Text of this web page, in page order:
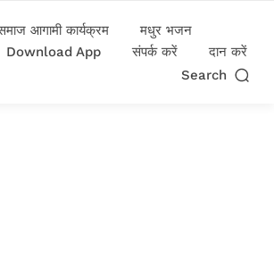
आगामी कार्यक्रम
मधुर भजन
Download App संपर्क करें
दान करें
Search